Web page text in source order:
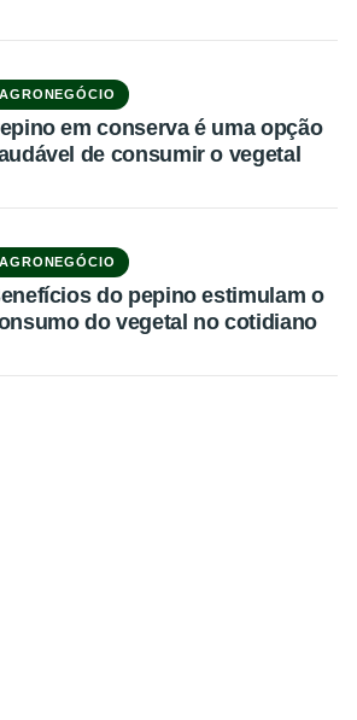
AGRONEGÓCIO
em conserva é uma opção
de consumir o vegetal
AGRONEGÓCIO
do pepino estimulam o
do vegetal no cotidiano